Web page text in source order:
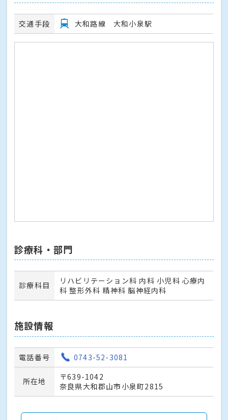
交通手段 大和路線 大和小泉駅
診療科・部門
診療科目
リハビリテーション科 内科 小児科 心療内
科 整形外科 精神科 脳神経内科
施設情報
電話番号 0743-52-3081
所在地
〒639-1042
奈良県大和郡山市小泉町2815